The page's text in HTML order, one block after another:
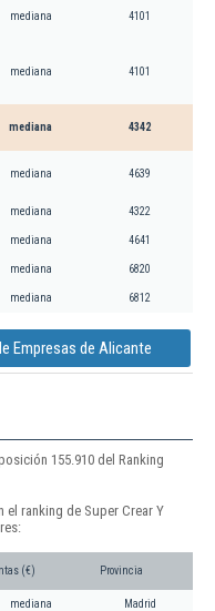
mediana 4101
mediana 4101
mediana 4342
mediana 4639
mediana 4322
mediana 4641
mediana 6820
mediana 6812
Empresas de Alicante
155.910 del Ranking
ranking de Super Crear Y
(€) Provincia
mediana Madrid